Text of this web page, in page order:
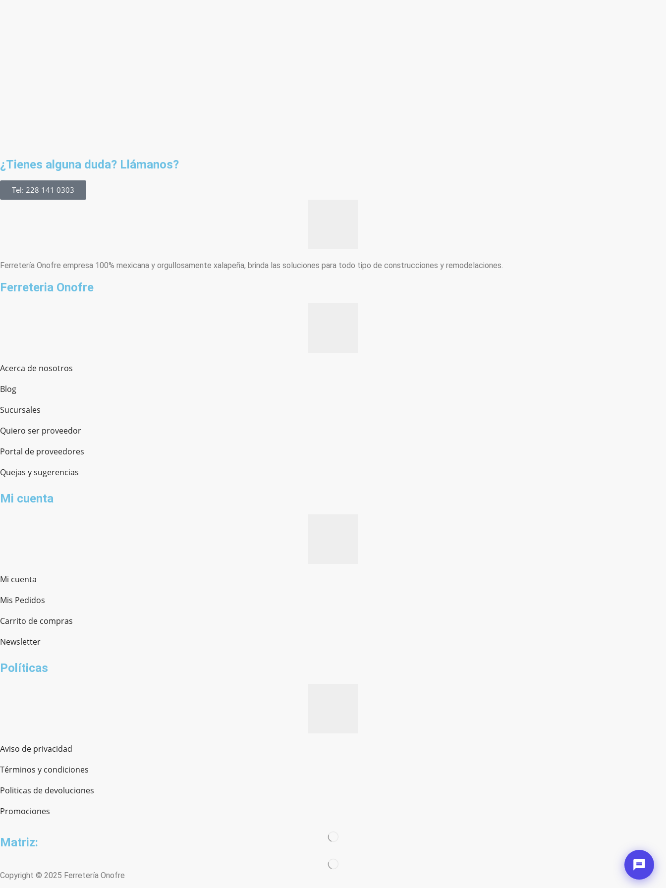
¿Tienes alguna duda? Llámanos?
Tel: 228 141 0303
Ferretería Onofre empresa 100% mexicana y orgullosamente xalapeña, brinda las soluciones para todo tipo de construcciones y remodelaciones.
Ferreteria Onofre
Acerca de nosotros
Blog
Sucursales
Quiero ser proveedor
Portal de proveedores
Quejas y sugerencias
Mi cuenta
Mi cuenta
Mis Pedidos
Carrito de compras
Newsletter
Políticas
Aviso de privacidad
Términos y condiciones
Politicas de devoluciones
Promociones
Matriz:
Copyright © 2025 Ferretería Onofre